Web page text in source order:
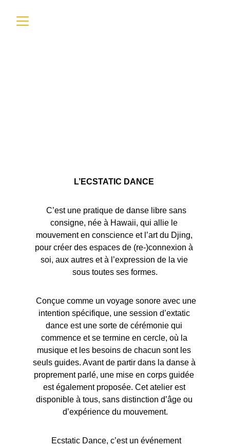
L’ECSTATIC DANCE
consigne, née à Hawaii, qui allie le
mouvement en conscience et l’art du Djing,
pour créer des espaces de (re-)connexion à
soi, aux autres et à l’expression de la vie
sous toutes ses formes.
intention spécifique, une session d’extatic
dance est une sorte de cérémonie qui
commence et se termine en cercle, où la
musique et les besoins de chacun sont les
seuls guides. Avant de partir dans la danse à
proprement parlé, une mise en corps guidée
est également proposée. Cet atelier est
disponible à tous, sans distinction d’âge ou
d’expérience du mouvement.